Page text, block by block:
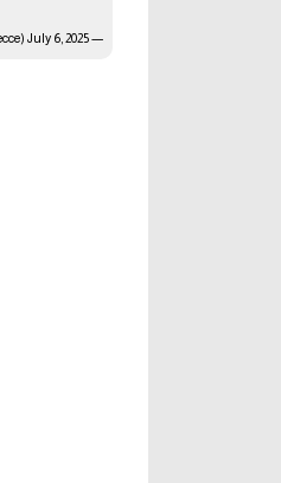
— U.S. Lecce (@OfficialUSLecce)
July 6, 2025